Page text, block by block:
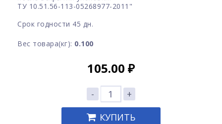
ТУ 10.51.56-113-05268977-2011"
Срок годности 45 дн.
Вес товара(кг): 0.100
105.00 ₽
-
+
КУПИТЬ